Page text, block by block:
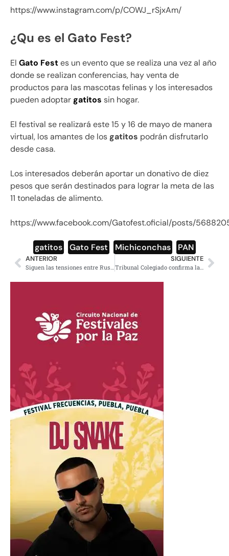
https://www.instagram.com/p/COWJ_rSjxAm/
¿Qu es el Gato Fest?
El Gato Festes un evento que se realiza una vez al año
donde se realizan conferencias, hay venta de
productos para las mascotas felinas y los interesados
pueden adoptargatitos sin hogar.
El festival se realizará este 15 y 16 de mayo de manera
virtual, los amantes de losgatitos podrán disfrutarlo
desde casa.
Los interesados deberán aportar un donativo de diez
pesos que serán destinados para lograr la meta de las
11 toneladas de alimento.
https://www.facebook.com/Gatofest.oficial/posts/
gatitos Gato Fest Michiconchas PAN
ANTERIOR
Siguen las tensiones entre Rusia y EU; Moscú lo incluye en la lista de países “hostiles”
SIGUIENTE
Tribunal Colegiado confirma la prohibición de glifosato en México